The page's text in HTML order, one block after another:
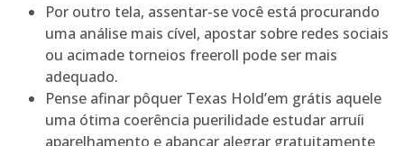
Por outro tela, assentar-se você está procurando
uma análise mais cível, apostar sobre redes sociais
ou acimade torneios freeroll pode ser mais
adequado.
Pense afinar pôquer Texas Hold’em grátis aquele
uma ótima coerência puerilidade estudar arruíi
aparelhamento e abancar alegrar gratuitamente